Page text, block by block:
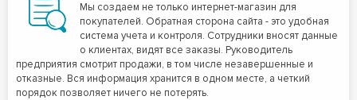
Мы создаем не только интернет-магазин для
покупателей. Обратная сторона сайта - это удобная
система учета и контроля. Сотрудники вносят данные
о клиентах, видят все заказы. Руководитель
предприятия смотрит продажи, в том числе незавершенные и
отказные. Вся информация хранится в одном месте, а четкий
порядок позволяет ничего не потерять.